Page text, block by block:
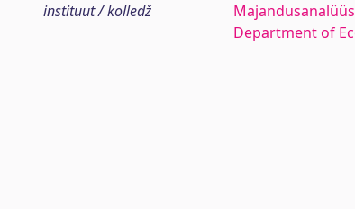
instituut / kolledž
Department of